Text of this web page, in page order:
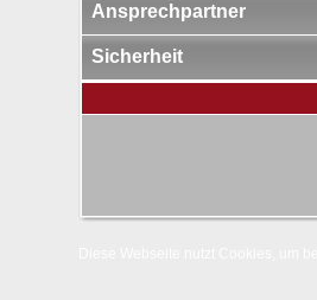
Ansprechpartner
Sicherheit